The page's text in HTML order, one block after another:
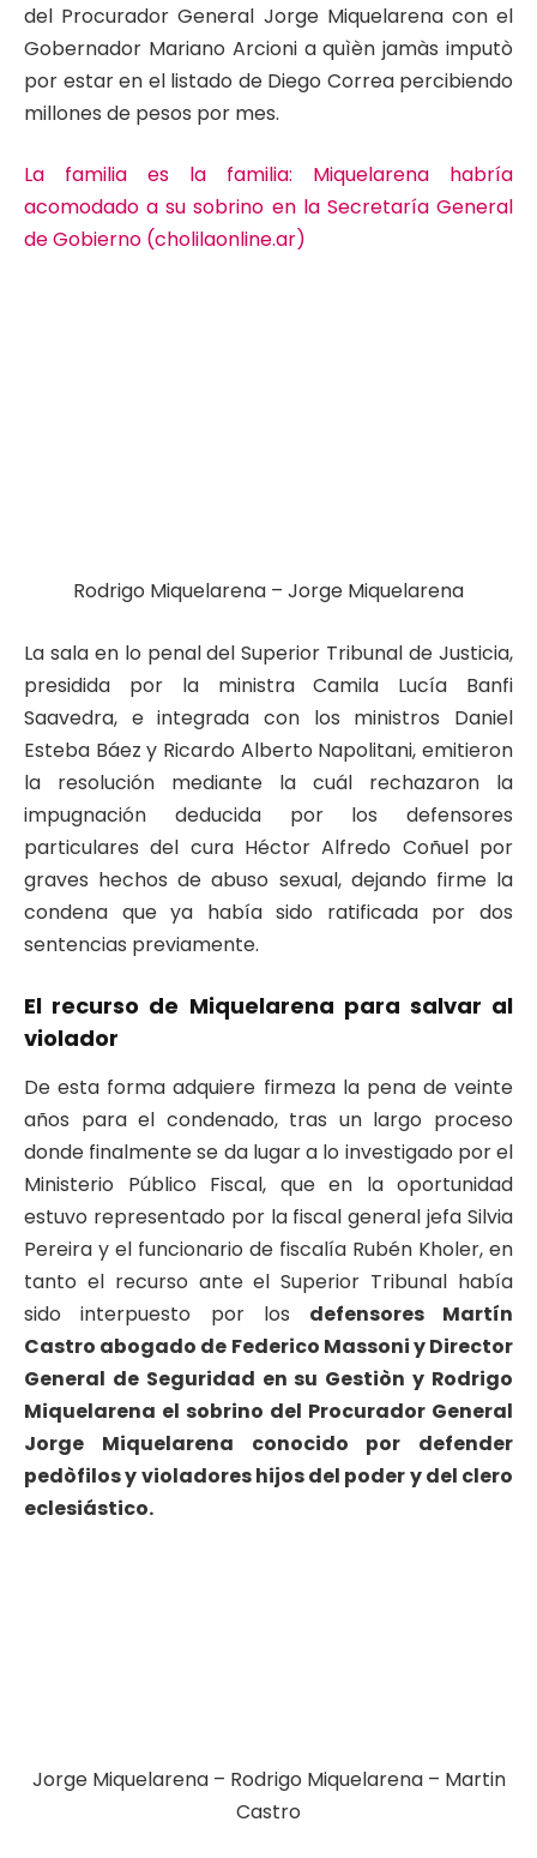
del Procurador General Jorge Miquelarena con el
Gobernador Mariano Arcioni a quìèn jamàs imputò
por estar en el listado de Diego Correa percibiendo
millones de pesos por mes.
La familia es la familia: Miquelarena habría
acomodado a su sobrino en la Secretaría General
de Gobierno (cholilaonline.ar)
Rodrigo Miquelarena – Jorge Miquelarena
La sala en lo penal del Superior Tribunal de Justicia,
presidida por la ministra Camila Lucía Banfi
Saavedra, e integrada con los ministros Daniel
Esteba Báez y Ricardo Alberto Napolitani, emitieron
la resolución mediante la cuál rechazaron la
impugnación deducida por los defensores
particulares del cura Héctor Alfredo Coñuel por
graves hechos de abuso sexual, dejando firme la
condena que ya había sido ratificada por dos
sentencias previamente.
El recurso de Miquelarena para salvar al
violador
De esta forma adquiere firmeza la pena de veinte
años para el condenado, tras un largo proceso
donde finalmente se da lugar a lo investigado por el
Ministerio Público Fiscal, que en la oportunidad
estuvo representado por la fiscal general jefa Silvia
Pereira y el funcionario de fiscalía Rubén Kholer, en
tanto el recurso ante el Superior Tribunal había
sido interpuesto por los defensores Martín
Castro abogado de Federico Massoni y Director
General de Seguridad en su Gestiòn y Rodrigo
Miquelarena el sobrino del Procurador General
Jorge Miquelarena conocido por defender
pedòfilos y violadores hijos del poder y del clero
eclesiástico.
Jorge Miquelarena – Rodrigo Miquelarena – Martin
Castro